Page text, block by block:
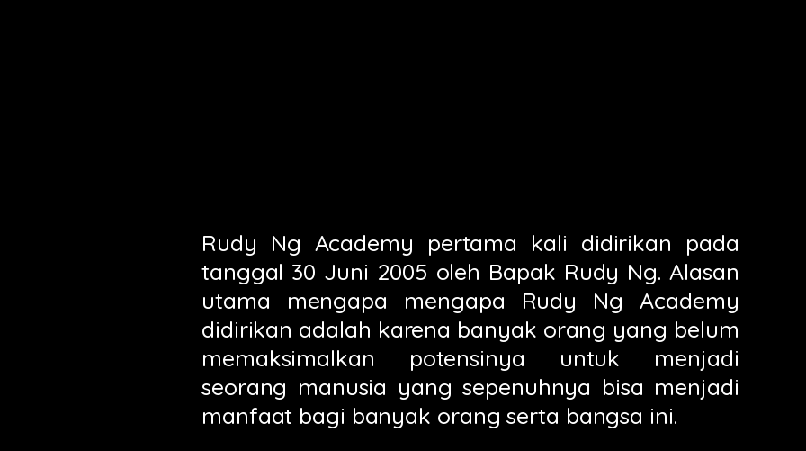
Rudy Ng Academy pertama kali didirikan pada
tanggal 30 Juni 2005 oleh Bapak Rudy Ng. Alasan
utama mengapa mengapa Rudy Ng Academy
didirikan adalah karena banyak orang yang belum
memaksimalkan potensinya untuk menjadi
seorang manusia yang sepenuhnya bisa menjadi
manfaat bagi banyak orang serta bangsa ini.